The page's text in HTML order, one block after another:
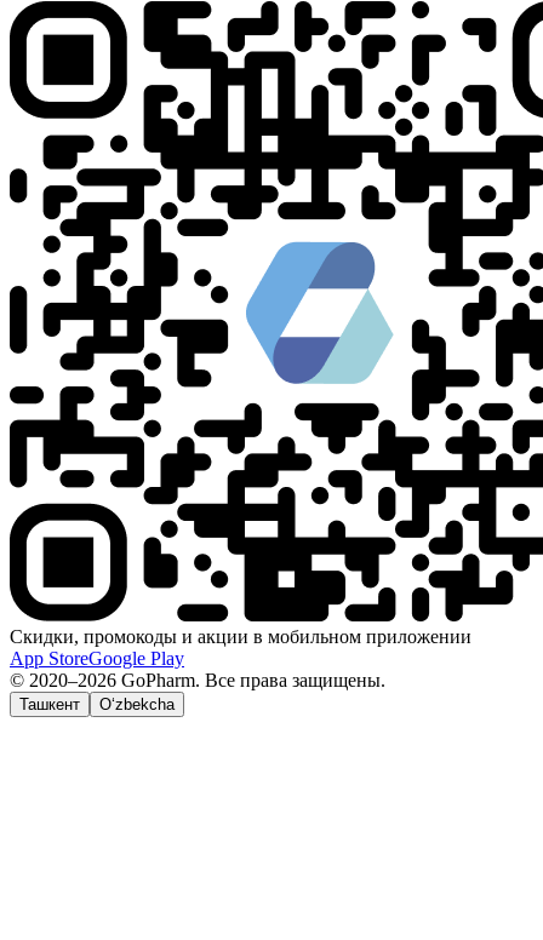
Скидки, промокоды и акции в мобильном приложении
App StoreGoogle Play
© 2020–2026 GoPharm. Все права защищены.
Ташкент O‘zbekcha